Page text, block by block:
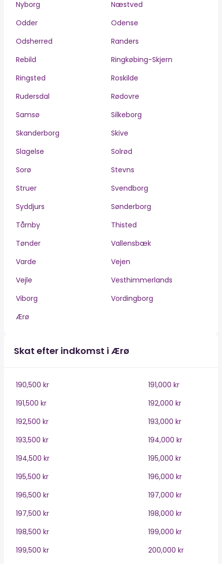
Nyborg
Næstved
Odder
Odense
Odsherred
Randers
Rebild
Ringkøbing-Skjern
Ringsted
Roskilde
Rudersdal
Rødovre
Samsø
Silkeborg
Skanderborg
Skive
Slagelse
Solrød
Sorø
Stevns
Struer
Svendborg
Syddjurs
Sønderborg
Tårnby
Thisted
Tønder
Vallensbæk
Varde
Vejen
Vejle
Vesthimmerlands
Viborg
Vordingborg
Ærø
Skat efter indkomst i Ærø
190,500 kr
191,000 kr
191,500 kr
192,000 kr
192,500 kr
193,000 kr
193,500 kr
194,000 kr
194,500 kr
195,000 kr
195,500 kr
196,000 kr
196,500 kr
197,000 kr
197,500 kr
198,000 kr
198,500 kr
199,000 kr
199,500 kr
200,000 kr